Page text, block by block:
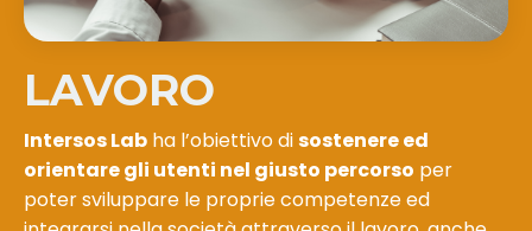
LAVORO
Intersos Lab ha l’obiettivo disostenere ed
orientare gli utenti nel giusto percorso per
poter sviluppare le proprie competenze ed